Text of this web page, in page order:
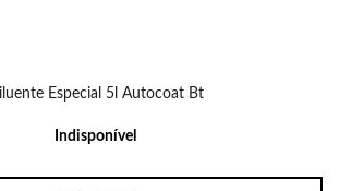
Especial 5l Autocoat Bt
Indisponível